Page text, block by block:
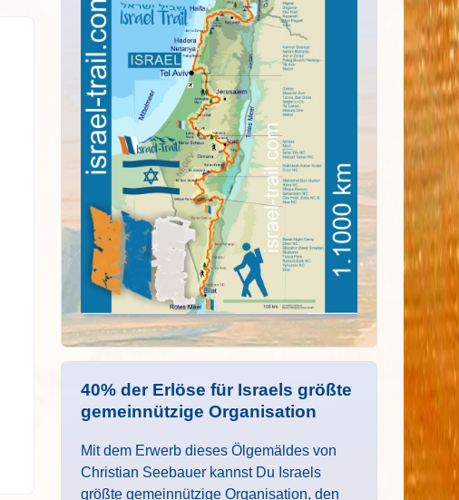
40% der Erlöse für Israels größte
gemeinnützige Organisation
Mit dem Erwerb dieses Ölgemäldes von
Christian Seebauer kannst Du Israels
größte gemeinnützige Organisation, den